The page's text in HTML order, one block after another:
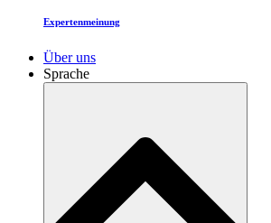
Expertenmeinung
Über uns
Sprache